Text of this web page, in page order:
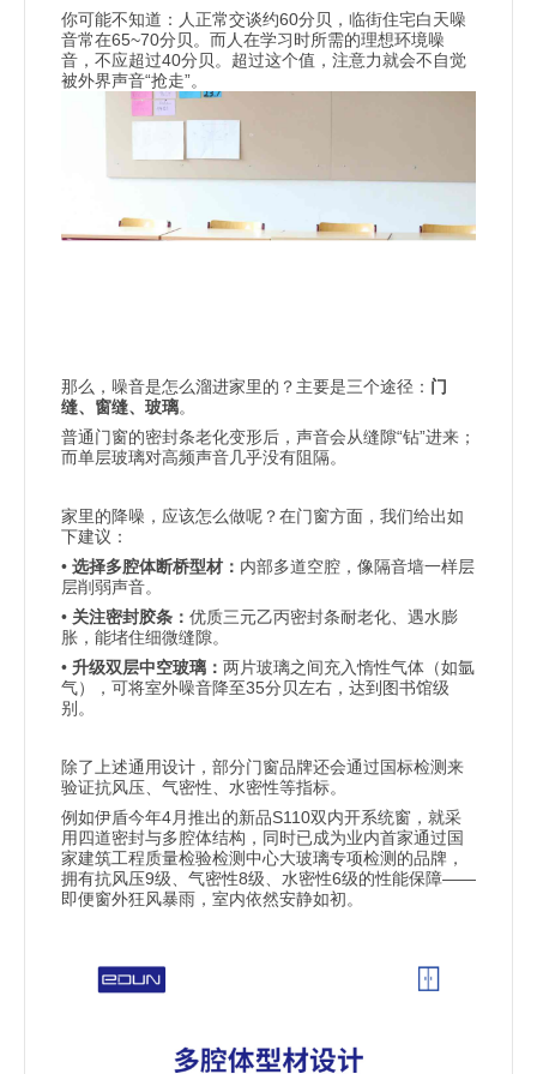
你可能不知道：人正常交谈约60分贝，临街住宅白天噪
音常在65~70分贝。而人在学习时所需的理想环境噪
音，不应超过40分贝。超过这个值，注意力就会不自觉
被外界声音“抢走”。
那么，噪音是怎么溜进家里的？主要是三个途径： 门
缝、窗缝、玻璃。
普通门窗的密封条老化变形后，声音会从缝隙“钻”进来；
而单层玻璃对高频声音几乎没有阻隔。
家里的降噪，应该怎么做呢？在门窗方面，我们给出如
下建议：
• 选择多腔体断桥型材： 内部多道空腔，像隔音墙一样层
层削弱声音。
• 关注密封胶条： 优质三元乙丙密封条耐老化、遇水膨
胀，能堵住细微缝隙。
• 升级双层中空玻璃： 两片玻璃之间充入惰性气体（如氩
气），可将室外噪音降至35分贝左右，达到图书馆级
别。
除了上述通用设计，部分门窗品牌还会通过国标检测来
验证抗风压、气密性、水密性等指标。
例如伊盾今年4月推出的新品S110双内开系统窗，就采
用四道密封与多腔体结构，同时已成为业内首家通过国
家建筑工程质量检验检测中心大玻璃专项检测的品牌，
拥有抗风压9级、气密性8级、水密性6级的性能保障——
即便窗外狂风暴雨，室内依然安静如初。